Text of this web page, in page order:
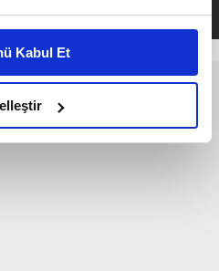
sizlere özel
Bunu yaparken
reklam deneyimi sunmak
sunabilmek adına
ve bu noktada,
noktasında tek gelir
Kabul Et